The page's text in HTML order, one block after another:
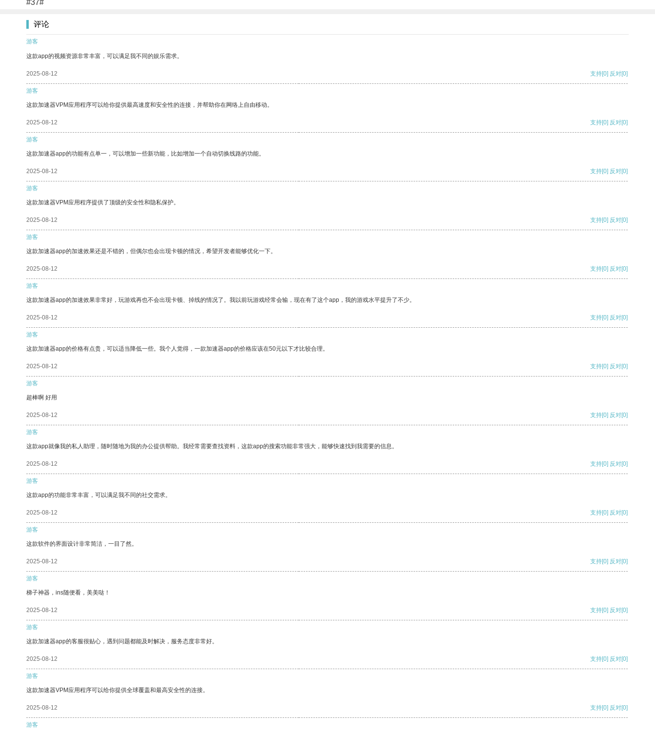
#37#
评论
游客
这款app的视频资源非常丰富，可以满足我不同的娱乐需求。
2025-08-12 支持[0] 反对[0]
游客
这款加速器VPM应用程序可以给你提供最高速度和安全性的连接，并帮助你在网络上自由移动。
2025-08-12 支持[0] 反对[0]
游客
这款加速器app的功能有点单一，可以增加一些新功能，比如增加一个自动切换线路的功能。
2025-08-12 支持[0] 反对[0]
游客
这款加速器VPM应用程序提供了顶级的安全性和隐私保护。
2025-08-12 支持[0] 反对[0]
游客
这款加速器app的加速效果还是不错的，但偶尔也会出现卡顿的情况，希望开发者能够优化一下。
2025-08-12 支持[0] 反对[0]
游客
这款加速器app的加速效果非常好，玩游戏再也不会出现卡顿、掉线的情况了。我以前玩游戏经常会输，现在有了这个app，我的游戏水平提升了不少。
2025-08-12 支持[0] 反对[0]
游客
这款加速器app的价格有点贵，可以适当降低一些。我个人觉得，一款加速器app的价格应该在50元以下才比较合理。
2025-08-12 支持[0] 反对[0]
游客
超棒啊 好用
2025-08-12 支持[0] 反对[0]
游客
这款app就像我的私人助理，随时随地为我的办公提供帮助。我经常需要查找资料，这款app的搜索功能非常强大，能够快速找到我需要的信息。
2025-08-12 支持[0] 反对[0]
游客
这款app的功能非常丰富，可以满足我不同的社交需求。
2025-08-12 支持[0] 反对[0]
游客
这款软件的界面设计非常简洁，一目了然。
2025-08-12 支持[0] 反对[0]
游客
梯子神器，ins随便看，美美哒！
2025-08-12 支持[0] 反对[0]
游客
这款加速器app的客服很贴心，遇到问题都能及时解决，服务态度非常好。
2025-08-12 支持[0] 反对[0]
游客
这款加速器VPM应用程序可以给你提供全球覆盖和最高安全性的连接。
2025-08-12 支持[0] 反对[0]
游客